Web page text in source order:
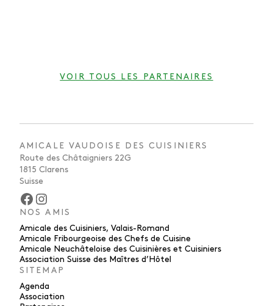
VOIR TOUS LES PARTENAIRES
AMICALE VAUDOISE DES CUISINIERS
Route des Châtaigniers 22G
1815 Clarens
Suisse
Facebook Instagram
NOS AMIS
Amicale des Cuisiniers, Valais-Romand
Amicale Fribourgeoise des Chefs de Cuisine
Amicale Neuchâteloise des Cuisinières et Cuisiniers
Association Suisse des Maîtres d’Hôtel
SITEMAP
Agenda
Association